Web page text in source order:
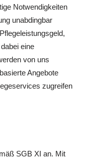
Notwendigkeiten
unabdingbar
eine
von uns
Angebote
zugreifen
SGB XI an. Mit